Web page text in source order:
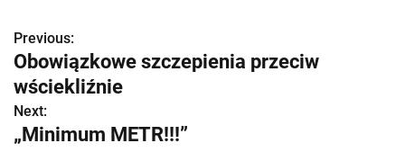
Z
o
b
a
Previous:
Obowiązkowe szczepienia przeciw
wściekliźnie
Next:
„Minimum METR!!!”